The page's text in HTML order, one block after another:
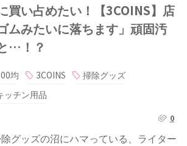
買い占めたい！【3COINS】店
ムみたいに落ちます」頑固汚
…！？
均 3COINS
掃除グッズ
ッチン用品
0
グッズの沼にハマっている、ライター